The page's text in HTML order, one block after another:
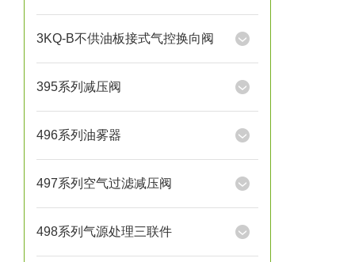
3KQ-B不供油板接式气控换向阀
395系列减压阀
496系列油雾器
497系列空气过滤减压阀
498系列气源处理三联件